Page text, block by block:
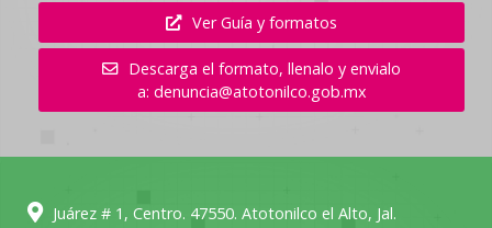
Ver Guía y formatos
Descarga el formato, llenalo y envialo
a: denuncia@atotonilco.gob.mx
Juárez # 1, Centro. 47550. Atotonilco el Alto, Jal.